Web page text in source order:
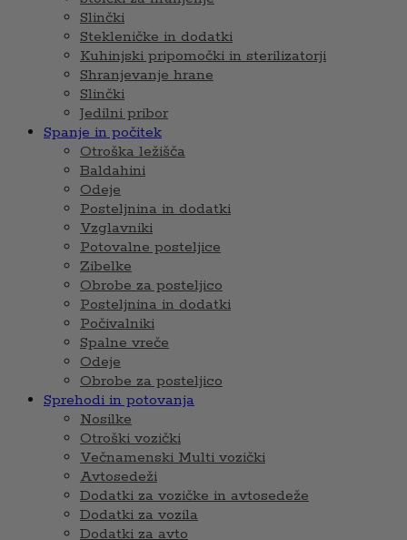
Slinčki
Stekleničke in dodatki
Kuhinjski pripomočki in sterilizatorji
Shranjevanje hrane
Slinčki
Jedilni pribor
Spanje in počitek
Otroška ležišča
Baldahini
Odeje
Posteljnina in dodatki
Vzglavniki
Potovalne posteljice
Zibelke
Obrobe za posteljico
Posteljnina in dodatki
Počivalniki
Spalne vreče
Odeje
Obrobe za posteljico
Sprehodi in potovanja
Nosilke
Otroški vozički
Večnamenski Multi vozički
Avtosedeži
Dodatki za vozičke in avtosedeže
Dodatki za vozila
Dodatki za avto